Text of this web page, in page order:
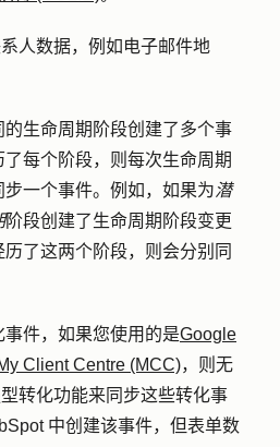
人数据，例如电子邮件地
生命周期阶段创建了多个事
每个阶段，则每次生命周期
一个事件。例如，如果为潜
阶段创建了生命周期阶段变更
历了这两个阶段，则会分别同
件，如果您使用的是Google
Client Centre (MCC)，则无
转化功能来同步这些转化事
中创建该事件，但表单数